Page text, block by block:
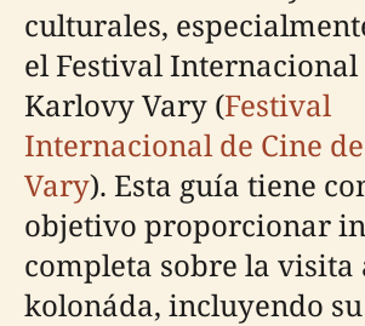
culturales,
el Festival Internacional
Karlovy Vary (Festival
Internacional de Cine
Vary). Esta guía tiene
objetivo proporcionar
completa sobre la visita
kolonáda, incluyendo su